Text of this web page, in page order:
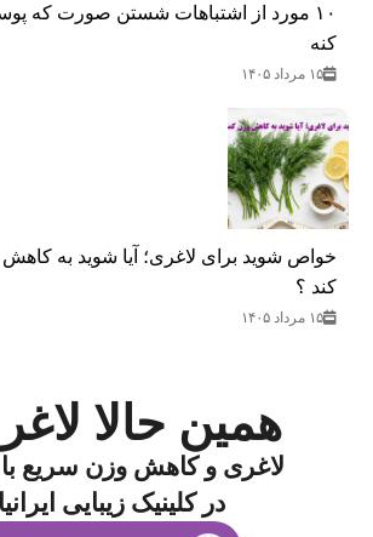
۱۰ مورد از اشتباهات شستن صورت که
کنه
۱۵ مرداد ۱۴۰۵
خواص شوید برای لاغری؛ آیا شوید به
کند ؟
۱۵ مرداد ۱۴۰۵
همین حالا
لاغری و کاهش وزن سریع
در کلینیک زیبایی